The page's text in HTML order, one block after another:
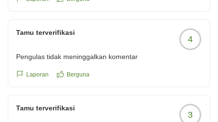
Tamu terverifikasi
4
Pengulas tidak meninggalkan komentar
Laporan Berguna
Tamu terverifikasi
3